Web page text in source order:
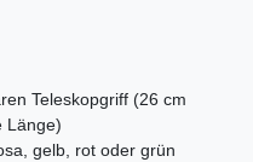
Teleskopgriff (26 cm
Länge)
gelb, rot oder grün